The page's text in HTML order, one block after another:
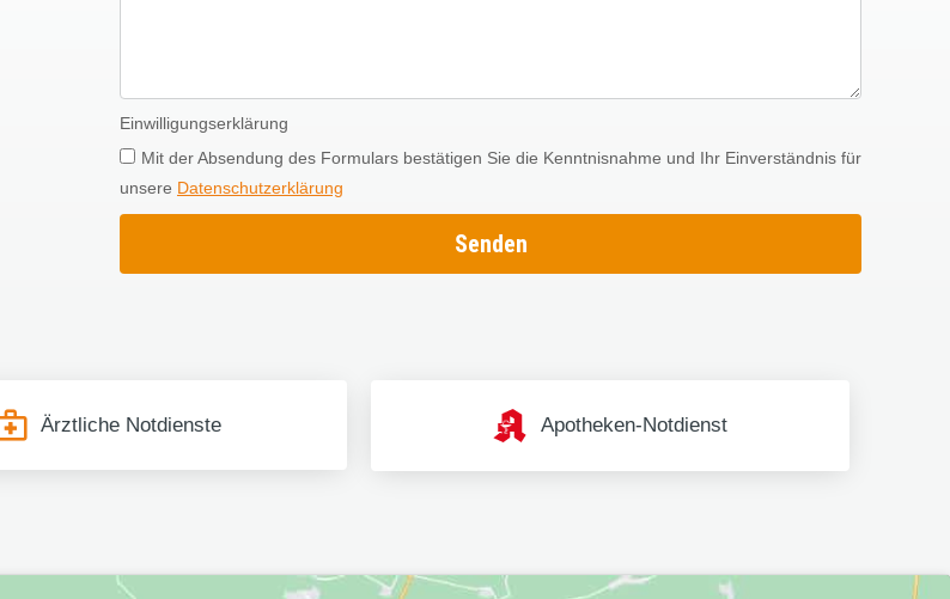
Einwilligungserklärung
Mit der Absendung des Formulars bestätigen Sie die Kenntnisnahme und Ihr Einverständnis für
unsere Datenschutzerklärung
Senden
Ärztliche Notdienste Apotheken-Notdienst